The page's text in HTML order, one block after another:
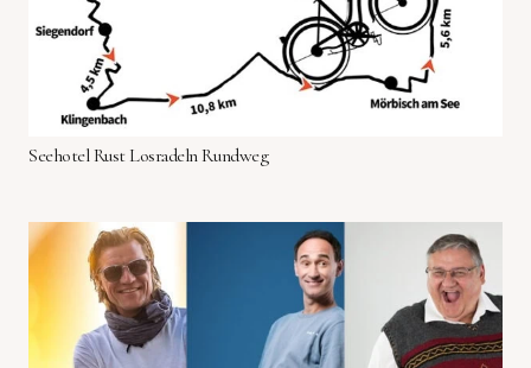
Seehotel Rust Losradeln Rundweg